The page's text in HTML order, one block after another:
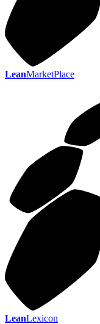
LeanMarketPlace
LeanLexicon